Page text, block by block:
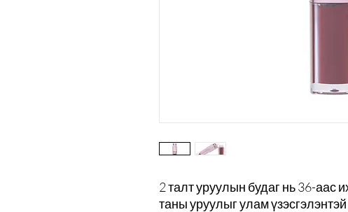
2 талт уруулын будаг нь 36-аас
таны уруулыг улам